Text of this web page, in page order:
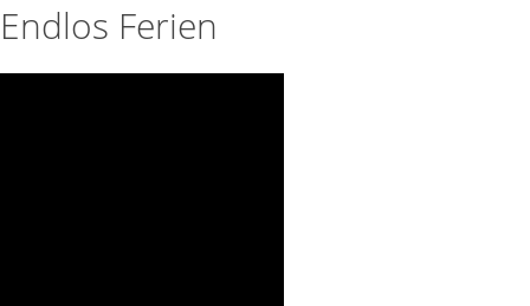
Endlos Ferien